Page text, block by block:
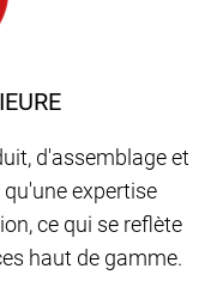
d'assemblage et
expertise
ce qui se reflète
haut de gamme.